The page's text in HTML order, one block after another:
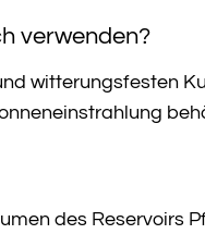
verwenden?
witterungsfesten
des Reservoirs